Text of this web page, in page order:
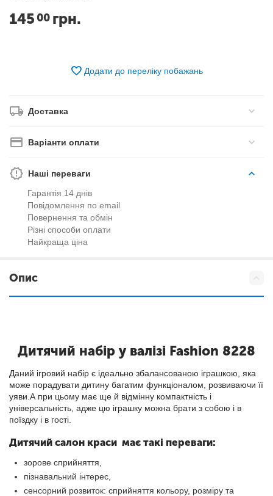
145 00 грн.
Додати до переліку побажань
Доставка
Варіанти оплати
Наші переваги
Гарантія 14 днів
Повідомлення по email
Повернення та обмін
Різні способи оплати
Найкраща ціна
Опис
Дитячий набір у валізі Fashion 8228
Даний ігровий набір є ідеально збалансованою іграшкою, яка
може порадувати дитину багатим функціоналом, розвиваючи її
уяви.А при цьому має ще й відмінну компактність і
універсальність, адже цю іграшку можна брати з собою і в
поїздку і в гості.
Дитячий салон краси має такі переваги:
зорове сприйняття,
пізнавальний інтерес,
сенсорний розвиток: сприйняття кольору, розміру та